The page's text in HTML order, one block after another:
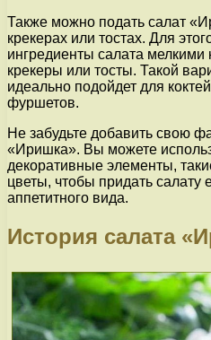
Также можно подать салат
крекерах или тостах. Для
ингредиенты салата
крекеры или тосты. Такой
идеально подойдет для
фуршетов.
Не забудьте добавить свою
«Иришка». Вы можете
декоративные элементы,
цветы, чтобы придать
аппетитного вида.
История салата